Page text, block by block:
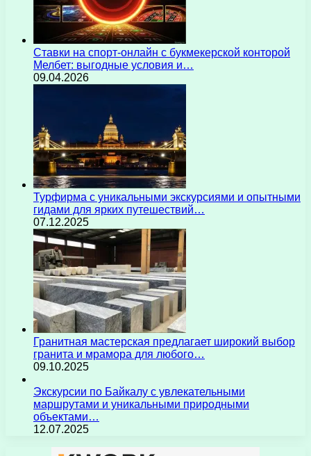
Ставки на спорт-онлайн с букмекерской конторой
Мелбет: выгодные условия и…
09.04.2026
Турфирма с уникальными экскурсиями и опытными
гидами для ярких путешествий…
07.12.2025
Гранитная мастерская предлагает широкий выбор
гранита и мрамора для любого…
09.10.2025
Экскурсии по Байкалу с увлекательными
маршрутами и уникальными природными
объектами…
12.07.2025